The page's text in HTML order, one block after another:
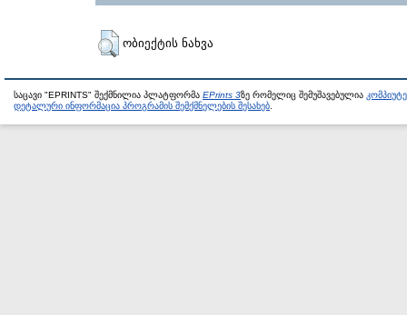
ობიექტის ნახვა
საცავი "EPRINTS" შექმნილია პლატფორმა EPrints 3ზე რომელიც შემუშავებულია
დეტალური ინფორმაცია პროგრამის შემქმნელების შესახებ.